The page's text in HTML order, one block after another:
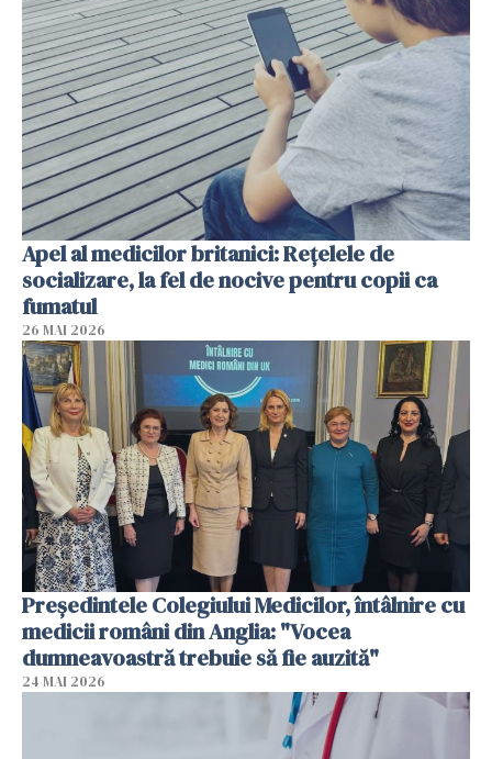
Apel al medicilor britanici: Reţelele de
socializare, la fel de nocive pentru copii ca
fumatul
26 MAI 2026
Președintele Colegiului Medicilor, întâlnire cu
medicii români din Anglia: "Vocea
dumneavoastră trebuie să fie auzită"
24 MAI 2026